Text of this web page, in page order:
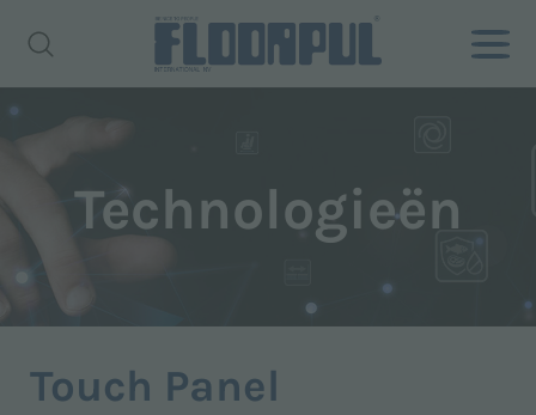
Technologieën
Touch Panel